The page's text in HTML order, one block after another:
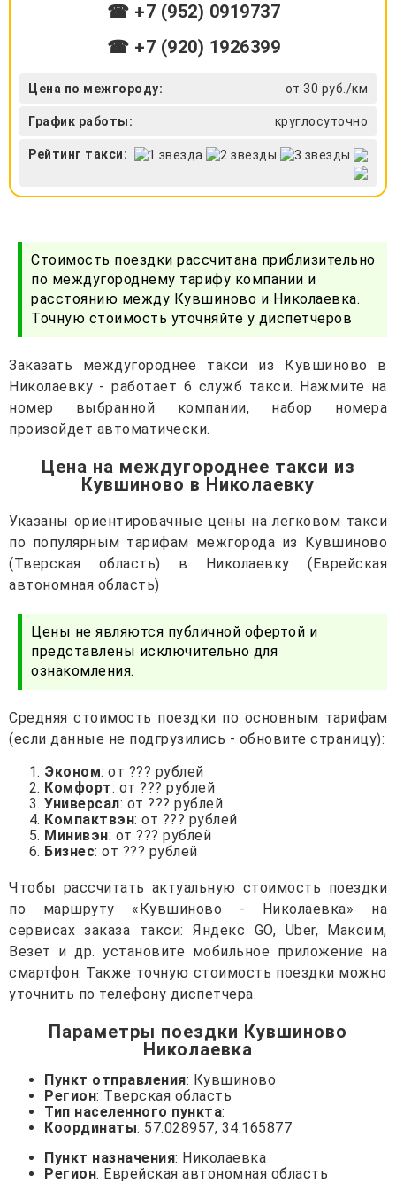
☎ +7 (952) 0919737
☎ +7 (920) 1926399
Цена по межгороду: от 30 руб./км
График работы: круглосуточно
Рейтинг такси:
Стоимость поездки рассчитана приблизительно
по междугороднему тарифу компании и
расстоянию между Кувшиново и Николаевка.
Точную стоимость уточняйте у диспетчеров
Заказать междугороднее такси из Кувшиново в
Николаевку - работает 6 служб такси. Нажмите на
номер выбранной компании, набор номера
произойдет автоматически.
Цена на междугороднее такси из
Кувшиново в Николаевку
Указаны ориентировачные цены на легковом такси
по популярным тарифам межгорода из Кувшиново
(Тверская область) в Николаевку (Еврейская
автономная область)
Цены не являются публичной офертой и
представлены исключительно для
ознакомления.
Средняя стоимость поездки по основным тарифам
(если данные не подгрузились - обновите страницу):
Эконом: от ??? рублей
Комфорт: от ??? рублей
Универсал: от ??? рублей
Компактвэн: от ??? рублей
Минивэн: от ??? рублей
Бизнес: от ??? рублей
Чтобы рассчитать актуальную стоимость поездки
по маршруту «Кувшиново - Николаевка» на
сервисах заказа такси: Яндекс GO, Uber, Максим,
Везет и др. установите мобильное приложение на
смартфон. Также точную стоимость поездки можно
уточнить по телефону диспетчера.
Параметры поездки Кувшиново
Николаевка
Пункт отправления: Кувшиново
Регион: Тверская область
Тип населенного пункта:
Координаты: 57.028957, 34.165877
Пункт назначения: Николаевка
Регион: Еврейская автономная область